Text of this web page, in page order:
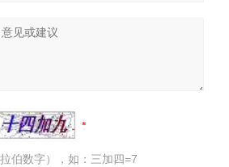
伯数字），如：三加四=7